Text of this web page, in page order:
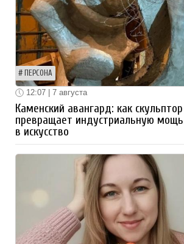
ПЕРСОНА
12:07 | 7 августа
Каменский авангард: как
превращает индустриальную
в искусство